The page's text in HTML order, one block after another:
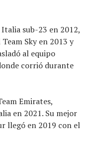
sub-23 en 2012,
Sky en 2013 y
al equipo
corrió durante
Emirates,
en 2021. Su mejor
llegó en 2019 con el